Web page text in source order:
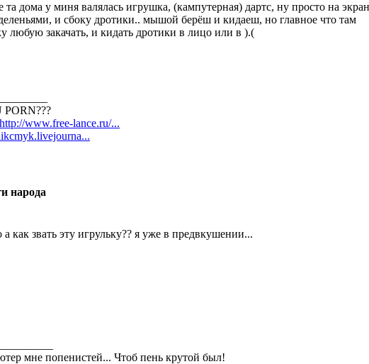
та дома у миня валялась игрушка, (кампутерная) дартс, ну просто на
и сбоку дротики.. мышой берёш и кидаеш, но главное что там
любую закачать, и кидать дротики в лицо или в ).(
http://www.free-lance.ru/...
народа
а как звать эту игрульку?? я уже в предвкушении...
мне попенистей... Чтоб пень крутой был!